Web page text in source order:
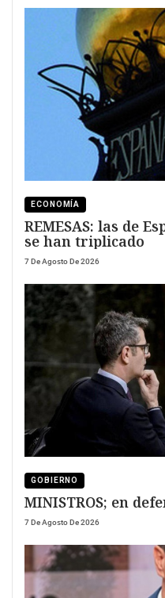
ECONOMÍA
REMESAS: las de
se han triplicado
7 De Agosto De 2026
GOBIERNO
MINISTROS; en
7 De Agosto De 2026